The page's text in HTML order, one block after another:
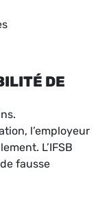
DE
l’employeur
L’IFSB
fausse